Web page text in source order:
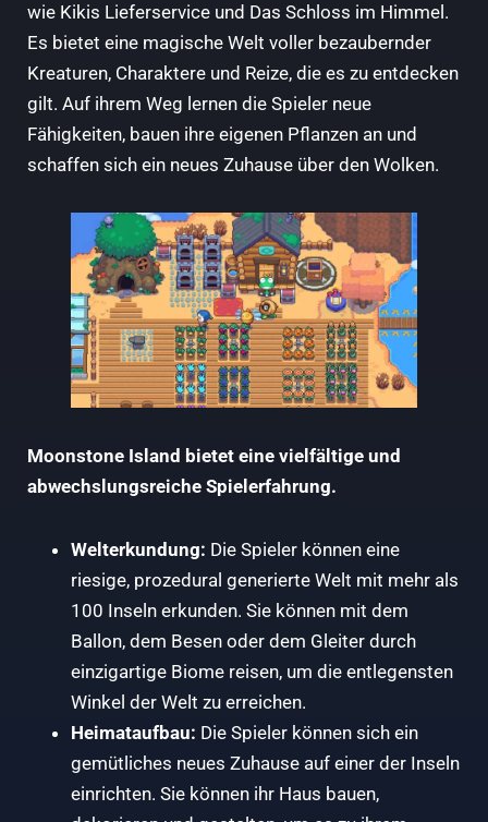
wie Kikis Lieferservice und Das Schloss im Himmel.
Es bietet eine magische Welt voller bezaubernder
Kreaturen, Charaktere und Reize, die es zu entdecken
gilt. Auf ihrem Weg lernen die Spieler neue
Fähigkeiten, bauen ihre eigenen Pflanzen an und
schaffen sich ein neues Zuhause über den Wolken.
Moonstone Island bietet eine vielfältige und
abwechslungsreiche Spielerfahrung.
Welterkundung: Die Spieler können eine
riesige, prozedural generierte Welt mit mehr als
100 Inseln erkunden. Sie können mit dem
Ballon, dem Besen oder dem Gleiter durch
einzigartige Biome reisen, um die entlegensten
Winkel der Welt zu erreichen.
Heimataufbau: Die Spieler können sich ein
gemütliches neues Zuhause auf einer der Inseln
einrichten. Sie können ihr Haus bauen,